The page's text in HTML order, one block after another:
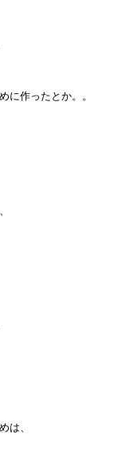
に作ったとか。。
は、